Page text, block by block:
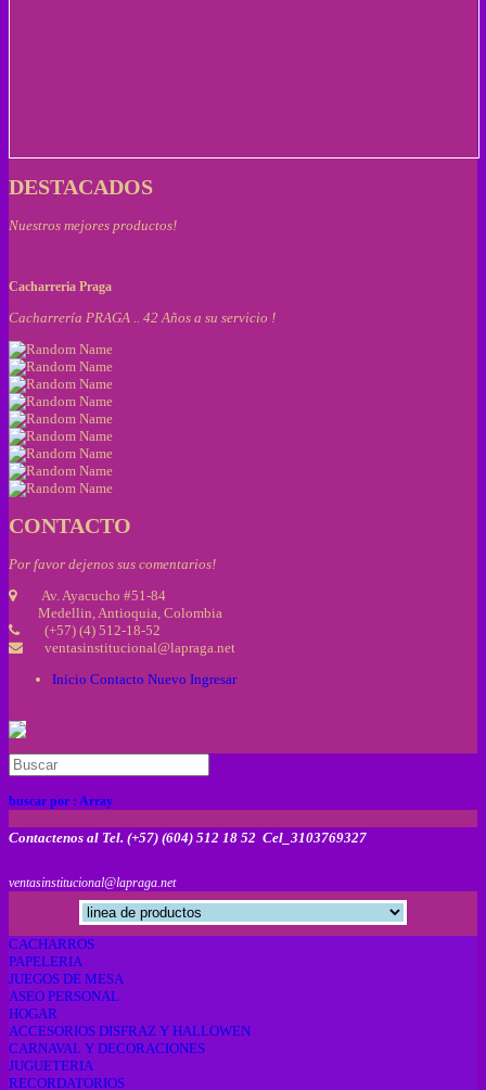
DESTACADOS
Nuestros mejores productos!
Cacharreria Praga
Cacharrería PRAGA .. 42 Años a su servicio !
CONTACTO
Por favor dejenos sus comentarios!
Av. Ayacucho #51-84
Medellin, Antioquia, Colombia
(+57) (4) 512-18-52
ventasinstitucional@lapraga.net
Inicio Contacto Nuevo Ingresar
buscar por : Array
Contactenos al Tel. (+57) (604) 512 18 52 Cel_3103769327
ventasinstitucional@lapraga.net
CACHARROS
PAPELERIA
JUEGOS DE MESA
ASEO PERSONAL
HOGAR
ACCESORIOS DISFRAZ Y HALLOWEN
CARNAVAL Y DECORACIONES
JUGUETERIA
RECORDATORIOS